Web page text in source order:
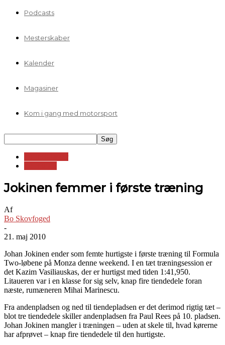
Podcasts
Mesterskaber
Kalender
Magasiner
Kom i gang med motorsport
Jokinen femmer i første træning
Af
Bo Skovfoged
-
21. maj 2010
Johan Jokinen ender som femte hurtigste i første træning til Formula
Two-løbene på Monza denne weekend. I en tæt træningsession er
det Kazim Vasiliauskas, der er hurtigst med tiden 1:41,950.
Litaueren var i en klasse for sig selv, knap fire tiendedele foran
næste, rumæneren Mihai Marinescu.
Fra andenpladsen og ned til tiendepladsen er det derimod rigtig tæt –
blot tre tiendedele skiller andenpladsen fra Paul Rees på 10. pladsen.
Johan Jokinen mangler i træningen – uden at skele til, hvad kørerne
har afprøvet – knap fire tiendedele til den hurtigste.